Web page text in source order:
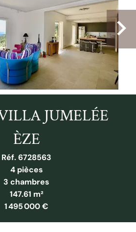
JUMELÉE
ÈZE
Réf. 6728563
4 pièces
3 chambres
147.61 m²
1 495 000 €